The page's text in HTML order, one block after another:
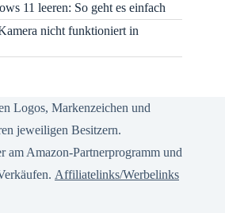
11 leeren: So geht es einfach
nicht funktioniert in
Logos, Markenzeichen und
jeweiligen Besitzern.
am Amazon-Partnerprogramm und
Affiliatelinks/Werbelinks